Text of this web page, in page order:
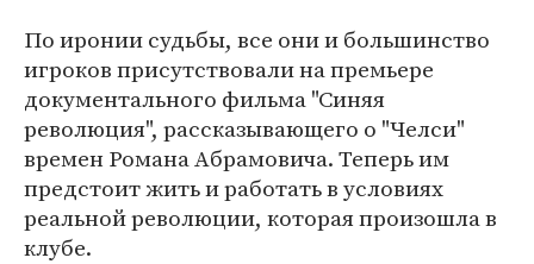
По иронии судьбы, все они и большинство
игроков присутствовали на премьере
документального фильма "Синяя
революция", рассказывающего о "Челси"
времен Романа Абрамовича. Теперь им
предстоит жить и работать в условиях
реальной революции, которая произошла в
клубе.